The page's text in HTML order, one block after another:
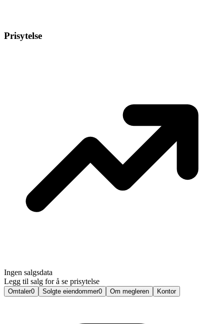
Prisytelse
Ingen salgsdata
Legg til salg for å se prisytelse
Omtaler0 Solgte eiendommer0 Om megleren Kontor